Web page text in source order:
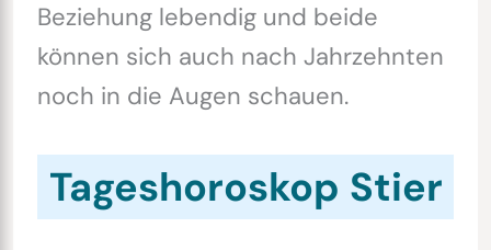
Beziehung lebendig und beide
können sich auch nach Jahrzehnten
noch in die Augen schauen.
Tageshoroskop Stier